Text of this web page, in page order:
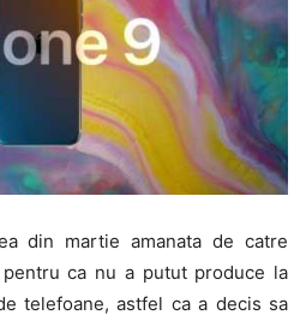
din martie amanata de catre
ca nu a putut produce la
telefoane, astfel ca a decis sa